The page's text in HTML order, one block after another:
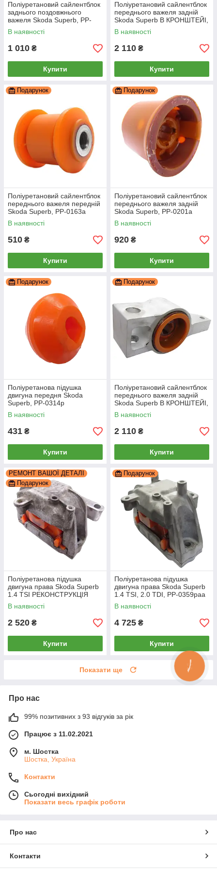
Поліуретановий сайлентблок
заднього поздовжнього
важеля Skoda Superb, PP-
0122b
В наявності
1 010 ₴
Купити
Поліуретановий сайлентблок
переднього важеля задній
Skoda Superb В КРОНШТЕЙІ,
PP-0201d
В наявності
2 110 ₴
Купити
Подарунок
Поліуретановий сайлентблок
переднього важеля передній
Skoda Superb, PP-0163a
В наявності
510 ₴
Купити
Подарунок
Поліуретановий сайлентблок
переднього важеля задній
Skoda Superb, PP-0201a
В наявності
920 ₴
Купити
Подарунок
Поліуретанова підушка
двигуна передня Skoda
Superb, PP-0314p
В наявності
431 ₴
Купити
Подарунок
Поліуретановий сайлентблок
переднього важеля задній
Skoda Superb В КРОНШТЕЙІ,
PP-0201da
В наявності
2 110 ₴
Купити
РЕМОНТ ВАШОЇ ДЕТАЛІ
Подарунок
Поліуретанова підушка
двигуна права Skoda Superb
1.4 TSI РЕКОНСТРУКЦІЯ
ВАШОЇ, PP-0359pbe
В наявності
2 520 ₴
Купити
Подарунок
Поліуретанова підушка
двигуна права Skoda Superb
1.4 TSI, 2.0 TDI, PP-0359paa
В наявності
4 725 ₴
Купити
Показати ще
Про нас
99% позитивних з 93 відгуків за рік
Працює з 11.02.2021
м. Шостка
Шостка, Україна
Контакти
Сьогодні вихідний
Показати весь графік роботи
Про нас
Контакти